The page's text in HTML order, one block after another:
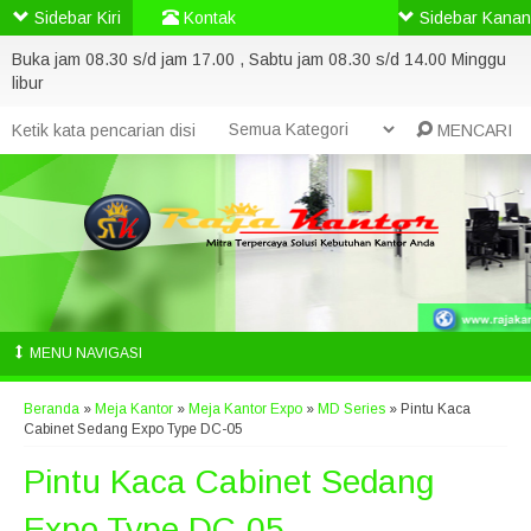
Buka jam 08.30 s/d jam 17.00 , Sabtu jam 08.30 s/d 14.00 Minggu
libur
MENCARI
MENU NAVIGASI
Beranda » Meja Kantor » Meja Kantor Expo » MD Series » Pintu Kaca
Cabinet Sedang Expo Type DC-05
Pintu Kaca Cabinet Sedang
Sidebar Kiri Kontak Sidebar Kanan